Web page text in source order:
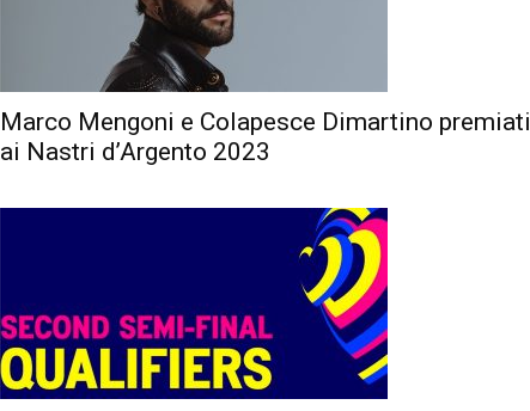
Marco Mengoni e Colapesce Dimartino premiati
ai Nastri d’Argento 2023